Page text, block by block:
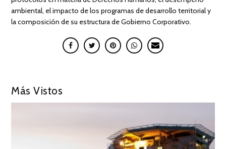
ambiental, el impacto de los programas de desarrollo territorial y
la composición de su estructura de Gobierno Corporativo.
Más Vistos